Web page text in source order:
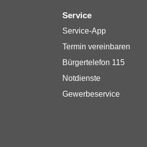
Service
Service-App
Termin vereinbaren
Bürgertelefon 115
Notdienste
Gewerbeservice